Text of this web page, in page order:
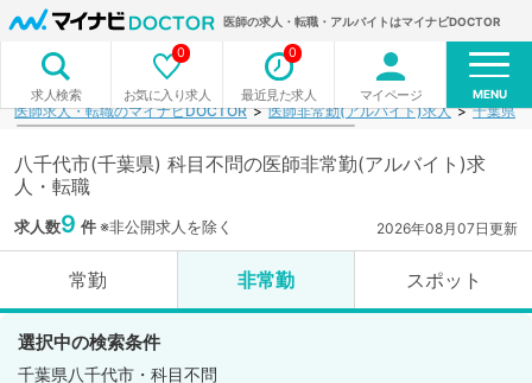
医師の求人・転職・アルバイトはマイナビDOCTOR
求人検索 お気に入り求人
0
最近見た求人
0
マイページ MENU
医師求人・転職のマイナビDOCTOR 医師非常勤(アルバイト)求人 千葉県
八千代市(千葉県) 科目不問の医師非常勤(アルバイト)求
人・転職
求人数9 件※非公開求人を除く 2026年08月07日更新
常勤 非常勤 スポット
選択中の検索条件
千葉県八千代市・科目不問